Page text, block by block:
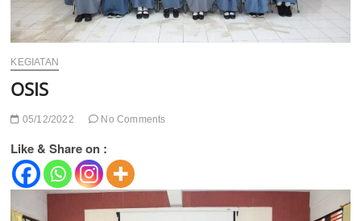
KEGIATAN
OSIS
05/12/2022 No Comments
Like & Share on :